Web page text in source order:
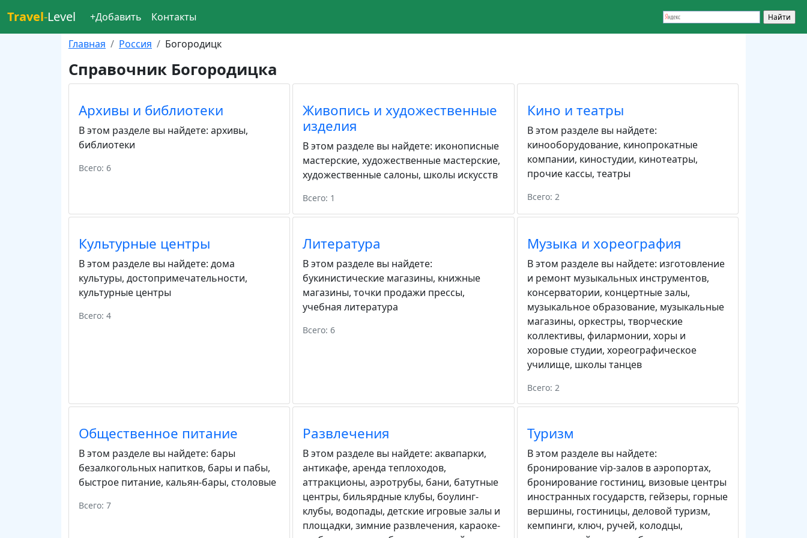
Travel-Level +Добавить Контакты
Главная Россия Богородицк
Справочник Богородицка
Архивы и библиотеки
В этом разделе вы найдете: архивы,
библиотеки
Всего: 6
Живопись и художественные
изделия
В этом разделе вы найдете: иконописные
мастерские,художественные мастерские,
художественные салоны, школы искусств
Всего: 1
Кино и театры
В этом разделе вы найдете:
кинооборудование, кинопрокатные
компании, киностудии, кинотеатры,
прочие кассы, театры
Всего: 2
Культурные центры
В этом разделе вы найдете: дома
культуры, достопримечательности,
культурные центры
Всего: 4
Литература
В этом разделе вы найдете:
букинистические магазины, книжные
магазины,точки продажи прессы,
учебная литература
Всего: 6
Музыка и хореография
В этом разделе вы найдете: изготовление
и ремонт музыкальных инструментов,
консерватории, концертные залы,
музыкальное образование, музыкальные
магазины, оркестры, творческие
коллективы, филармонии, хоры и
хоровые студии, хореографическое
училище, школы танцев
Всего: 2
Общественное питание
В этом разделе вы найдете: бары
безалкогольных напитков, бары и пабы,
быстрое питание, кальян-бары, столовые
Всего: 7
Развлечения
В этом разделе вы найдете:аквапарки,
антикафе,аренда теплоходов,
аттракционы,аэротрубы, бани, батутные
центры, бильярдные клубы, боулинг-
клубы, водопады,детские игровые залы и
площадки,зимние развлечения, караоке-
Туризм
В этом разделе вы найдете:
бронирование vip-залов в аэропортах,
бронирование гостиниц, визовые центры
иностранных государств, гейзеры, горные
вершины, гостиницы, деловой туризм,
кемпинги, ключ, ручей, колодцы,